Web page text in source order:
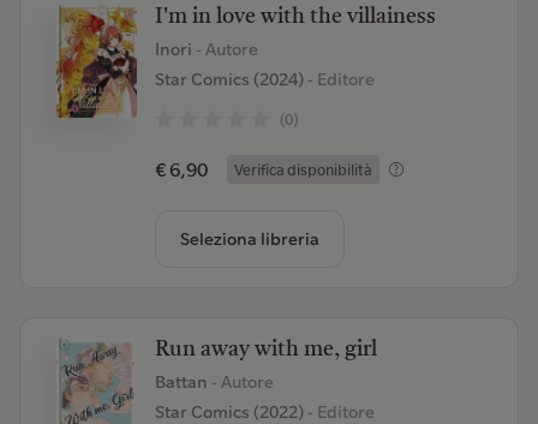
I'm in love with the villainess
Inori - Autore
Star Comics (2024)- Editore
(0)
€ 6,90 Verifica disponibilità
Seleziona libreria
Run away with me, girl
Battan - Autore
Star Comics (2022)- Editore